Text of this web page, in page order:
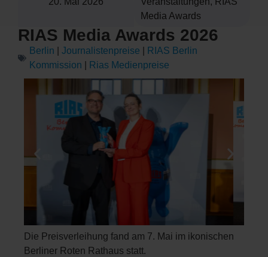
Media Awards
RIAS Media Awards 2026
Berlin Journalistenpreise
RIAS Berlin
Kommission
Rias Medienpreise
Die Preisverleihung fand am 7. Mai im ikonischen
Berliner Roten Rathaus statt.